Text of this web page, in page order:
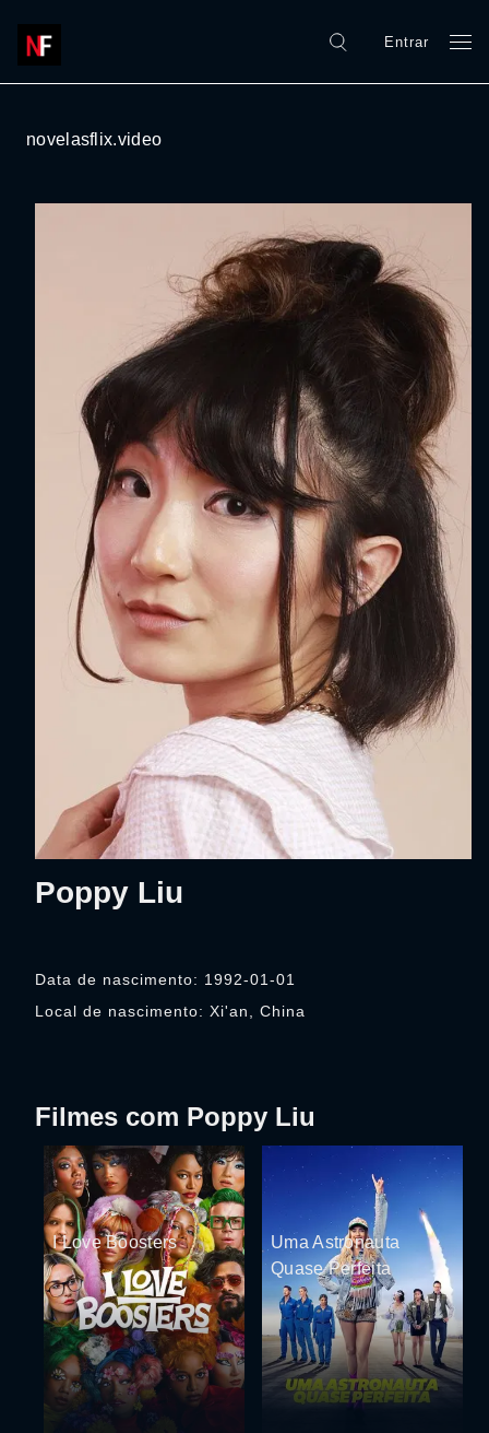
Entrar
novelasflix.video
Poppy Liu
Data de nascimento: 1992-01-01
Local de nascimento: Xi'an, China
Filmes com Poppy Liu
I Love Boosters
Uma Astronauta
Quase Perfeita